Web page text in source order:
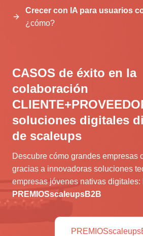
Crecer con IA para usuarios
¿cómo?
CASOS de éxito en la
colaboración
soluciones digitales
de scaleups
Descubre cómo grandes empresas
gracias a innovadoras soluciones
empresas jóvenes nativas digitales:
PREMIOSscaleupsB2B